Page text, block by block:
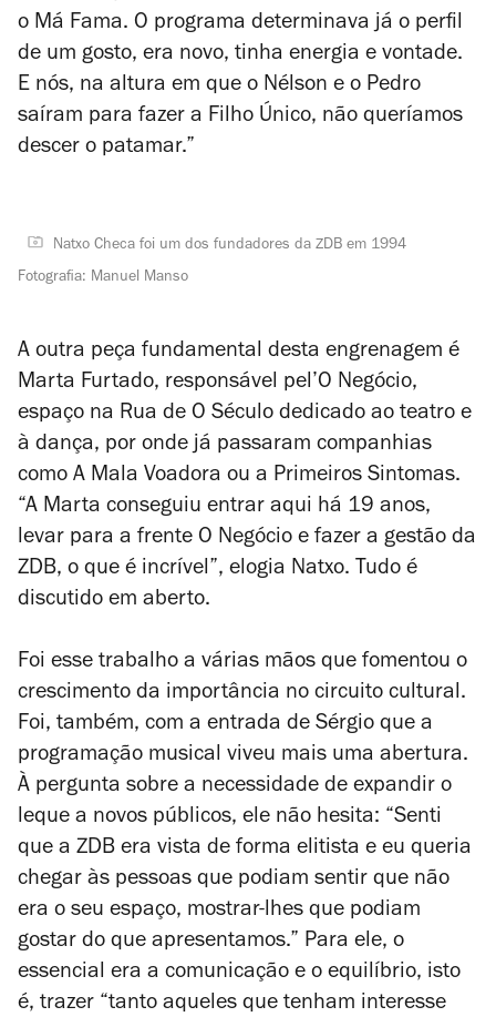
o Má Fama. O programa determinava já o perfil
de um gosto, era novo, tinha energia e vontade.
E nós, na altura em que o Nélson e o Pedro
saíram para fazer a Filho Único, não queríamos
descer o patamar.”
Natxo Checa foi um dos fundadores da ZDB em 1994
Fotografia: Manuel Manso
A outra peça fundamental desta engrenagem é
Marta Furtado, responsável pel’O Negócio,
espaço na Rua de O Século dedicado ao teatro e
à dança, por onde já passaram companhias
como A Mala Voadora ou a Primeiros Sintomas.
“A Marta conseguiu entrar aqui há 19 anos,
levar para a frente O Negócio e fazer a gestão da
ZDB, o que é incrível”, elogia Natxo. Tudo é
discutido em aberto.
Foi esse trabalho a várias mãos que fomentou o
crescimento da importância no circuito cultural.
Foi, também, com a entrada de Sérgio que a
programação musical viveu mais uma abertura.
À pergunta sobre a necessidade de expandir o
leque a novos públicos, ele não hesita: “Senti
que a ZDB era vista de forma elitista e eu queria
chegar às pessoas que podiam sentir que não
era o seu espaço, mostrar-lhes que podiam
gostar do que apresentamos.” Para ele, o
essencial era a comunicação e o equilíbrio, isto
é, trazer “tanto aqueles que tenham interesse